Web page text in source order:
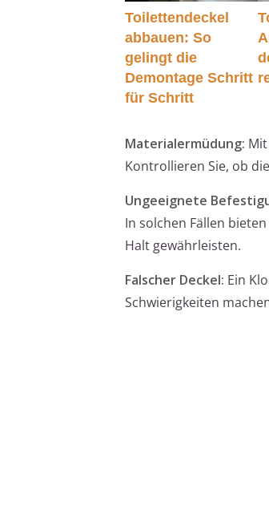
Toilettendeckel
abbauen: So
gelingt die
Demontage Schritt
für Schritt
Materialermüdung:
Kontrollieren Sie, ob
Ungeeignete
In solchen Fällen
Halt gewährleisten.
Falscher Deckel: Ein
Schwierigkeiten